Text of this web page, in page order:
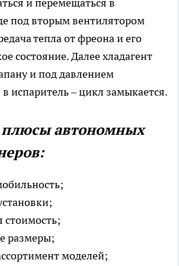
и перемещаться в
под вторым вентилятором
тепла от фреона и его
состояние. Далее хладагент
и под давлением
испаритель – цикл замыкается.
автономных
стоимость;
размеры;
моделей;